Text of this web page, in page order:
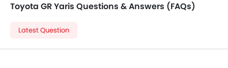
Toyota GR Yaris Questions & Answers (FAQs)
Latest Question